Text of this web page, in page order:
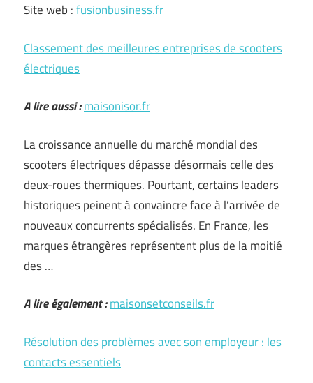
Site web :fusionbusiness.fr
Classement des meilleures entreprises de scooters
électriques
A lire aussi :maisonisor.fr
La croissance annuelle du marché mondial des
scooters électriques dépasse désormais celle des
deux-roues thermiques. Pourtant, certains leaders
historiques peinent à convaincre face à l’arrivée de
nouveaux concurrents spécialisés. En France, les
marques étrangères représentent plus de la moitié
des …
A lire également :maisonsetconseils.fr
Résolution des problèmes avec son employeur : les
contacts essentiels